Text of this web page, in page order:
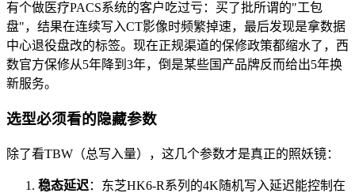
有个做医疗PACS系统的客户吃过亏：买了批所谓的"工包
盘"，结果在连续写入CT影像时频繁掉速，最后发现是拿数据
中心退役盘改的标签。现在正规渠道的保修政策都缩水了，西
数官方保修从5年降到3年，倒是某些国产品牌反而给出5年换
新服务。
选型必须看的隐藏参数
除了看TBW（总写入量），这几个参数才是真正的照妖镜：
稳态延迟：东芝HK6-R系列的4K随机写入延迟能控制在